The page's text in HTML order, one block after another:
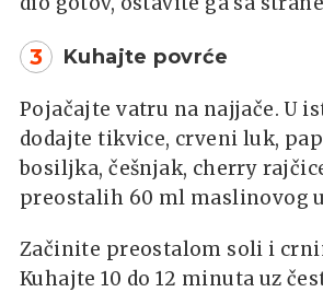
3 Kuhajte povrće
Pojačajte vatru na najjače. U
dodajte tikvice, crveni luk,
bosiljka, češnjak, cherry
preostalih 60 ml maslinovog
Začinite preostalom soli i
Kuhajte 10 do 12 minuta uz